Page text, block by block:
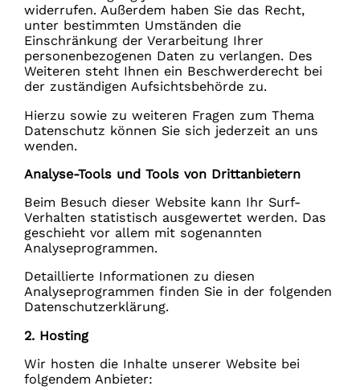
widerrufen. Außerdem haben Sie das Recht,
unter bestimmten Umständen die
Einschränkung der Verarbeitung Ihrer
personenbezogenen Daten zu verlangen. Des
Weiteren steht Ihnen ein Beschwerderecht bei
der zuständigen Aufsichtsbehörde zu.
Hierzu sowie zu weiteren Fragen zum Thema
Datenschutz können Sie sich jederzeit an uns
wenden.
Analyse-Tools und Tools von Dritt­anbietern
Beim Besuch dieser Website kann Ihr Surf-
Verhalten statistisch ausgewertet werden. Das
geschieht vor allem mit sogenannten
Analyseprogrammen.
Detaillierte Informationen zu diesen
Analyseprogrammen finden Sie in der folgenden
Datenschutzerklärung.
2. Hosting
Wir hosten die Inhalte unserer Website bei
folgendem Anbieter: